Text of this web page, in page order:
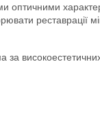
оптичними
реставрації
за